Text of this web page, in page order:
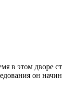
в этом дворе
он